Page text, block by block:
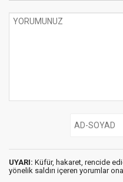
UYARI: Küfür, hakaret, rencide
yönelik saldırı içeren yorumlar